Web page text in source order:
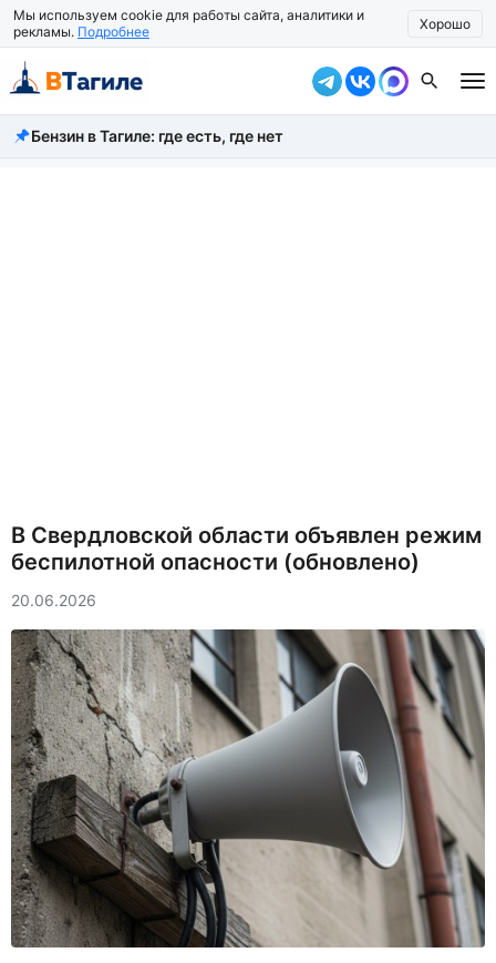
Мы используем cookie для работы сайта, аналитики и
рекламы. Подробнее Хорошо
Все новости
Бензин в Тагиле: где есть, где нет
В Свердловской области объявлен режим
беспилотной опасности (обновлено)
20.06.2026